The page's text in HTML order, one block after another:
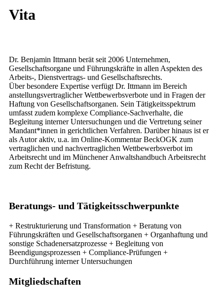
Vita
Dr. Benjamin Ittmann berät seit 2006 Unternehmen,
Gesellschaftsorgane und Führungskräfte in allen Aspekten des
Arbeits-, Dienstvertrags- und Gesellschaftsrechts.
Über besondere Expertise verfügt Dr. Ittmann im Bereich
anstellungsvertraglicher Wettbewerbsverbote und in Fragen der
Haftung von Gesellschaftsorganen. Sein Tätigkeitsspektrum
umfasst zudem komplexe Compliance-Sachverhalte, die
Begleitung interner Untersuchungen und die Vertretung seiner
Mandant*innen in gerichtlichen Verfahren. Darüber hinaus ist er
als Autor aktiv, u.a. im Online-Kommentar BeckOGK zum
vertraglichen und nachvertraglichen Wettbewerbsverbot im
Arbeitsrecht und im Münchener Anwaltshandbuch Arbeitsrecht
zum Recht der Befristung.
Beratungs- und Tätigkeitsschwerpunkte
+ Restrukturierung und Transformation + Beratung von
Führungskräften und Gesellschaftsorganen + Organhaftung und
sonstige Schadenersatzprozesse + Begleitung von
Beendigungsprozessen + Compliance-Prüfungen +
Durchführung interner Untersuchungen
Mitgliedschaften